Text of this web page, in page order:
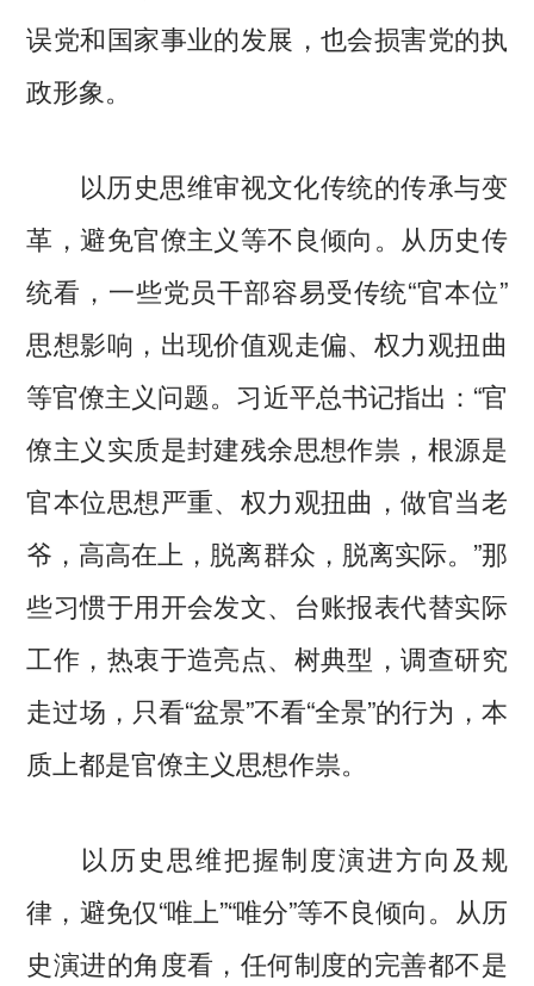
误党和国家事业的发展，也会损害党的执
政形象。
以历史思维审视文化传统的传承与变
革，避免官僚主义等不良倾向。从历史传
统看，一些党员干部容易受传统“官本位”
思想影响，出现价值观走偏、权力观扭曲
等官僚主义问题。习近平总书记指出：“官
僚主义实质是封建残余思想作祟，根源是
官本位思想严重、权力观扭曲，做官当老
爷，高高在上，脱离群众，脱离实际。”那
些习惯于用开会发文、台账报表代替实际
工作，热衷于造亮点、树典型，调查研究
走过场，只看“盆景”不看“全景”的行为，本
质上都是官僚主义思想作祟。
以历史思维把握制度演进方向及规
律，避免仅“唯上”“唯分”等不良倾向。从历
史演进的角度看，任何制度的完善都不是